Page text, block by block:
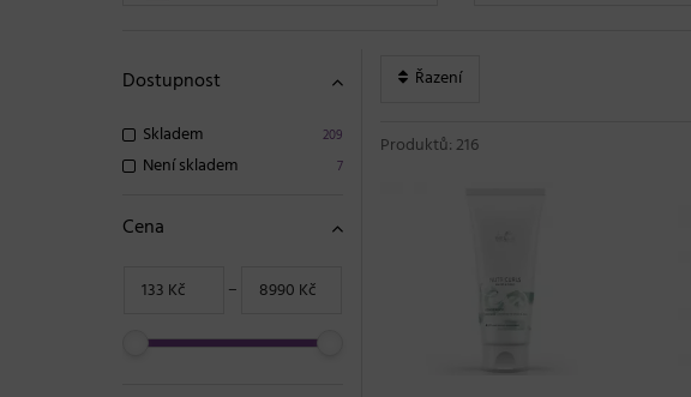
Dostupnost
209
Skladem
7
Není skladem
Cena
−
Řazení
Produktů: 216